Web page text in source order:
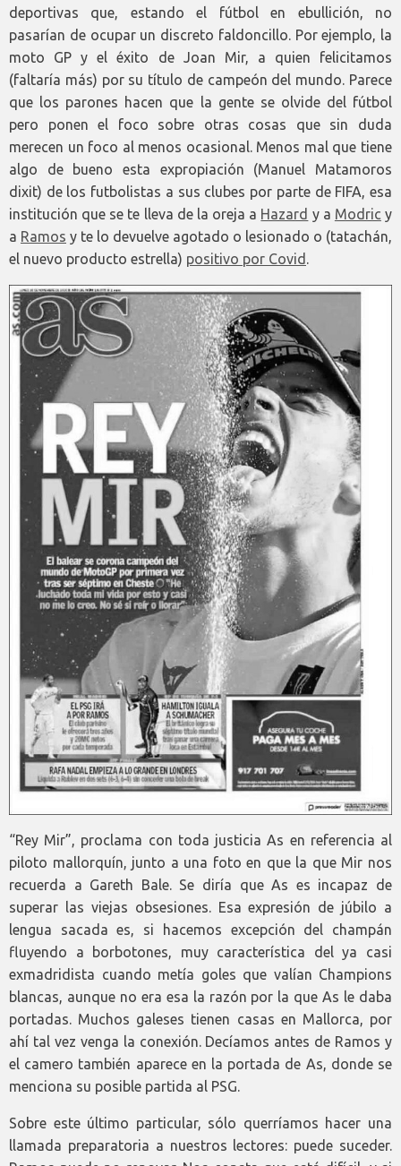
deportivas que, estando el fútbol en ebullición, no
pasarían de ocupar un discreto faldoncillo. Por ejemplo, la
moto GP y el éxito de Joan Mir, a quien felicitamos
(faltaría más) por su título de campeón del mundo. Parece
que los parones hacen que la gente se olvide del fútbol
pero ponen el foco sobre otras cosas que sin duda
merecen un foco al menos ocasional. Menos mal que tiene
algo de bueno esta expropiación (Manuel Matamoros
dixit) de los futbolistas a sus clubes por parte de FIFA, esa
institución que se te lleva de la oreja a Hazard y a Modric y
a Ramos y te lo devuelve agotado o lesionado o (tatachán,
el nuevo producto estrella) positivo por Covid .
“Rey Mir”, proclama con toda justicia As en referencia al
piloto mallorquín, junto a una foto en que la que Mir nos
recuerda a Gareth Bale. Se diría que As es incapaz de
superar las viejas obsesiones. Esa expresión de júbilo a
lengua sacada es, si hacemos excepción del champán
fluyendo a borbotones, muy característica del ya casi
exmadridista cuando metía goles que valían Champions
blancas, aunque no era esa la razón por la que As le daba
portadas. Muchos galeses tienen casas en Mallorca, por
ahí tal vez venga la conexión. Decíamos antes de Ramos y
el camero también aparece en la portada de As, donde se
menciona su posible partida al PSG.
Sobre este último particular, sólo querríamos hacer una
llamada preparatoria a nuestros lectores: puede suceder.